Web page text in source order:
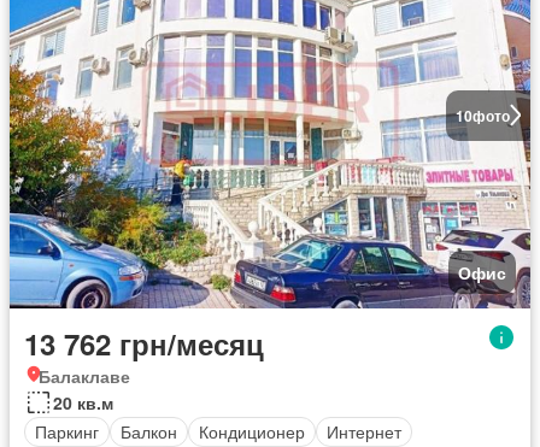
10фото
Офис
13 762 грн/месяц
Балаклаве
20 кв.м
Паркинг
Балкон Кондиционер
Интернет